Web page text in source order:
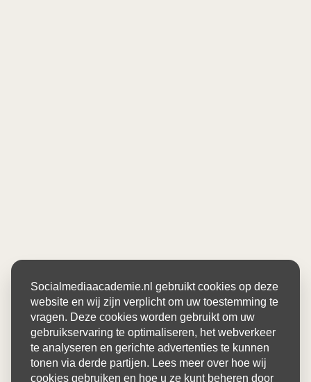
Socialmediaacademie.nl gebruikt cookies op deze
website en wij zijn verplicht om uw toestemming te
vragen. Deze cookies worden gebruikt om uw
gebruikservaring te optimaliseren, het webverkeer
te analyseren en gerichte advertenties te kunnen
tonen via derde partijen. Lees meer over hoe wij
cookies gebruiken en hoe u ze kunt beheren door